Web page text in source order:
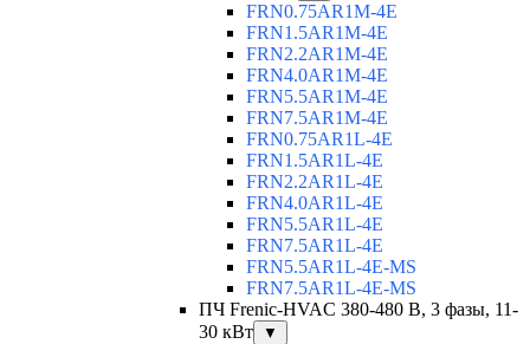
FRN0.75AR1M-4E
FRN1.5AR1M-4E
FRN2.2AR1M-4E
FRN4.0AR1M-4E
FRN5.5AR1M-4E
FRN7.5AR1M-4E
FRN0.75AR1L-4E
FRN1.5AR1L-4E
FRN2.2AR1L-4E
FRN4.0AR1L-4E
FRN5.5AR1L-4E
FRN7.5AR1L-4E
FRN5.5AR1L-4E-MS
FRN7.5AR1L-4E-MS
ПЧ Frenic-HVAC 380-480 В, 3 фазы, 11-
30 кВт
▼